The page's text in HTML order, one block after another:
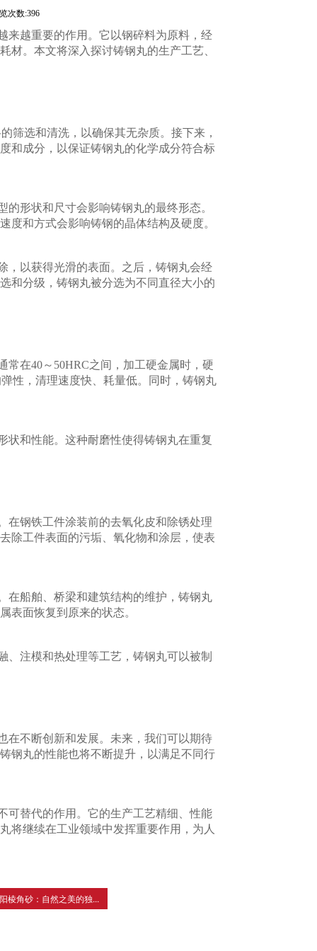
次数:396
来越重要的作用。它以钢碎料为原料，经
材。本文将深入探讨铸钢丸的生产工艺、
筛选和清洗，以确保其无杂质。接下来，
和成分，以保证铸钢丸的化学成分符合标
形状和尺寸会影响铸钢丸的最终形态。
度和方式会影响铸钢的晶体结构及硬度。
，以获得光滑的表面。之后，铸钢丸会经
和分级，铸钢丸被分选为不同直径大小的
在40～50HRC之间，加工硬金属时，硬
性，清理速度快、耗量低。同时，铸钢丸
状和性能。这种耐磨性使得铸钢丸在重复
在钢铁工件涂装前的去氧化皮和除锈处理
除工件表面的污垢、氧化物和涂层，使表
在船舶、桥梁和建筑结构的维护，铸钢丸
表面恢复到原来的状态。
注模和热处理等工艺，铸钢丸可以被制
在不断创新和发展。未来，我们可以期待
钢丸的性能也将不断提升，以满足不同行
可替代的作用。它的生产工艺精细、性能
将继续在工业领域中发挥重要作用，为人
棱角砂：自然之美的独...